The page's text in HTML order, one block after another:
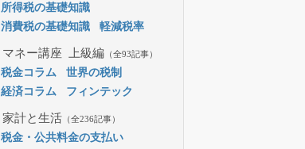
所得税の基礎知識
消費税の基礎知識
軽減税率
マネー講座 上級編 （全93記事）
税金コラム
世界の税制
経済コラム
フィンテック
家計と生活 （全236記事）
税金・公共料金の支払い